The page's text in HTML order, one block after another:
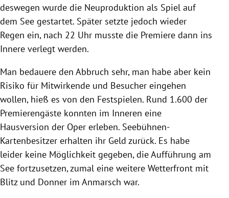
deswegen wurde die Neuproduktion als Spiel auf
dem See gestartet. Später setzte jedoch wieder
Regen ein, nach 22 Uhr musste die Premiere dann ins
Innere verlegt werden.
Man bedauere den Abbruch sehr, man habe aber kein
Risiko für Mitwirkende und Besucher eingehen
wollen, hieß es von den Festspielen. Rund 1.600 der
Premierengäste konnten im Inneren eine
Hausversion der Oper erleben. Seebühnen-
Kartenbesitzer erhalten ihr Geld zurück. Es habe
leider keine Möglichkeit gegeben, die Aufführung am
See fortzusetzen, zumal eine weitere Wetterfront mit
Blitz und Donner im Anmarsch war.